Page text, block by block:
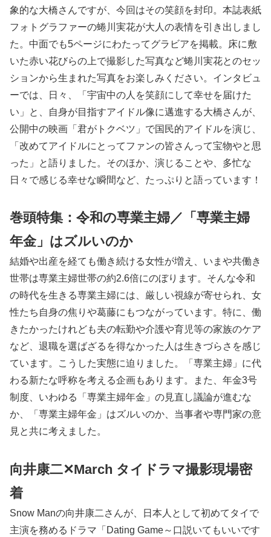
象的な大橋さんですが、今回はその笑顔を封印。本誌表紙
フォトグラファーの蜷川実花が大人の表情を引き出しまし
た。中面でも5ページにわたってグラビアを掲載。床に敷
いた赤い花びらの上で撮影した写真など蜷川実花とのセッ
ションから生まれた写真をお楽しみください。インタビュ
ーでは、日々、「宇宙中の人を笑顔にして幸せを届けた
い」と、自身が目指すアイドル像に邁進する大橋さんが、
公開中の映画「君がトクベツ」で国民的アイドルを演じ、
「改めてアイドルにとってファンの皆さんって宝物やと思
った」と語りました。そのほか、演じることや、多忙な
日々で感じる幸せな瞬間など、たっぷりと語っています！
巻頭特集：令和の専業主婦／「専業主婦
年金」はズルいのか
結婚や出産を経ても働き続ける女性が増え、いまや共働き
世帯は専業主婦世帯の約2.6倍にのぼります。そんな令和
の時代を生きる専業主婦には、厳しい視線が寄せられ、女
性たち自身の焦りや葛藤にもつながっています。特に、働
きたかったけれども夫の転勤や介護や育児等の家族のケア
など、退職を選ばざるを得なかった人は生きづらさを感じ
ています。こうした実態に迫りました。「専業主婦」に代
わる新たな呼称を考える企画もあります。また、年金3号
制度、いわゆる「専業主婦年金」の見直し議論が進むな
か、「専業主婦年金」はズルいのか、当事者や専門家の意
見と共に考えました。
向井康二✕March タイドラマ撮影現場密
着
Snow Manの向井康二さんが、日本人として初めてタイで
主演を務めるドラマ「Dating Game～口説いてもいいです